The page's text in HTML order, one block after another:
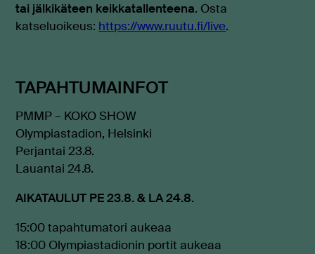
tai jälkikäteen keikkatallenteena. Osta
katseluoikeus: https://www.ruutu.fi/live.
TAPAHTUMAINFOT
PMMP – KOKO SHOW
Olympiastadion, Helsinki
Perjantai 23.8.
Lauantai 24.8.
AIKATAULUT PE 23.8. & LA 24.8.
15:00 tapahtumatori aukeaa
18:00 Olympiastadionin portit aukeaa